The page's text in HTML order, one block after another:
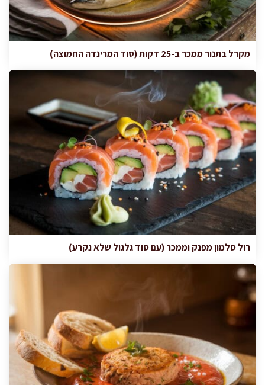
מקרל בתנור ממכר ב-25 דקות (סוד המרינדה החמוצה)
רול סלמון מפנק וממכר (עם סוד גלגול שלא נקרע)